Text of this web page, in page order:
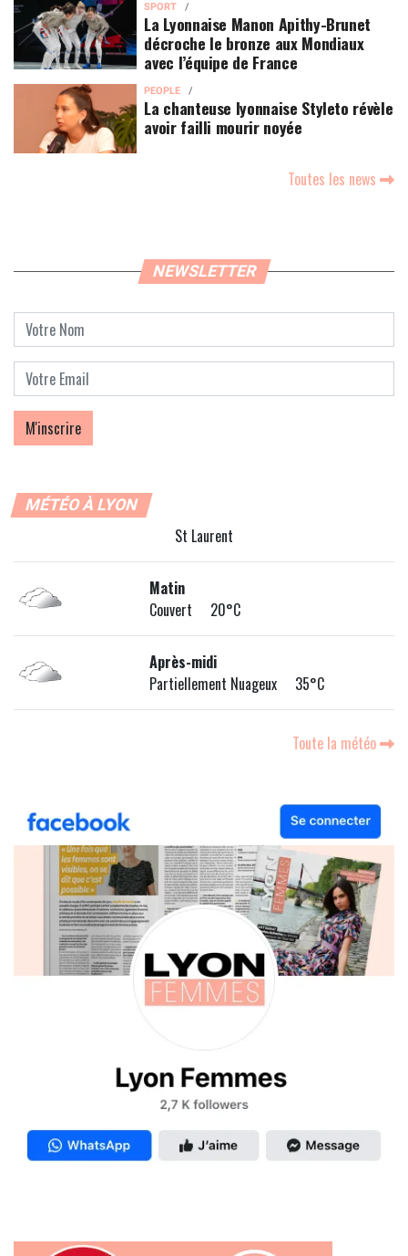
SPORT
La Lyonnaise Manon Apithy-Brunet
décroche le bronze aux Mondiaux
avec l’équipe de France
PEOPLE
La chanteuse lyonnaise Styleto révèle
avoir failli mourir noyée
Toutes les news
NEWSLETTER
MÉTÉO À LYON
St Laurent
Matin
Couvert 20°C
Après-midi
Partiellement Nuageux 35°C
Toute la météo